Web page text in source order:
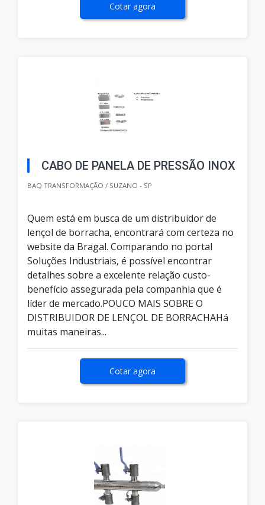
Cotar agora
CABO DE PANELA DE PRESSÃO INOX
BAQ TRANSFORMAÇÃO / SUZANO - SP
Quem está em busca de um distribuidor de
lençol de borracha, encontrará com certeza no
website da Bragal. Comparando no portal
Soluções Industriais, é possível encontrar
detalhes sobre a excelente relação custo-
benefício assegurada pela companhia que é
líder de mercado.POUCO MAIS SOBRE O
DISTRIBUIDOR DE LENÇOL DE BORRACHAHá
muitas maneiras...
Cotar agora